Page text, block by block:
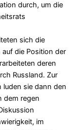
durch, um die
sich die
die Position der
deren
Russland. Zur
luden sie dann den
dem regen
im